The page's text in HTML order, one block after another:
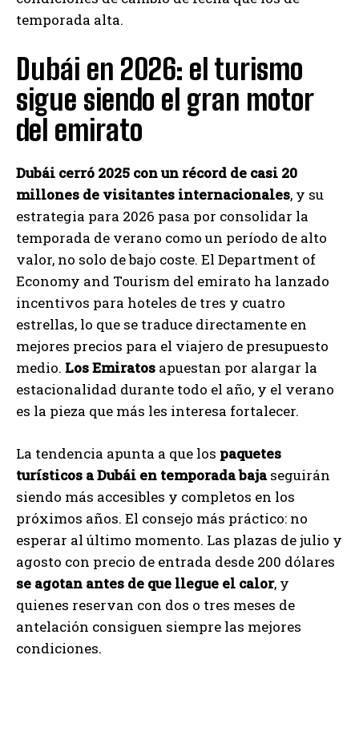
temporada alta.
Dubái en 2026: el turismo
sigue siendo el gran motor
del emirato
Dubái cerró 2025 con un récord de casi 20
millones de visitantes internacionales, y su
estrategia para 2026 pasa por consolidar la
temporada de verano como un período de alto
valor, no solo de bajo coste. El Department of
Economy and Tourism del emirato ha lanzado
incentivos para hoteles de tres y cuatro
estrellas, lo que se traduce directamente en
mejores precios para el viajero de presupuesto
medio. Los Emiratos apuestan por alargar la
estacionalidad durante todo el año, y el verano
es la pieza que más les interesa fortalecer.
La tendencia apunta a que los paquetes
turísticos a Dubái en temporada bajaseguirán
siendo más accesibles y completos en los
próximos años. El consejo más práctico: no
esperar al último momento. Las plazas de julio y
agosto con precio de entrada desde 200 dólares
se agotan antes de que llegue el calor, y
quienes reservan con dos o tres meses de
antelación consiguen siempre las mejores
condiciones.